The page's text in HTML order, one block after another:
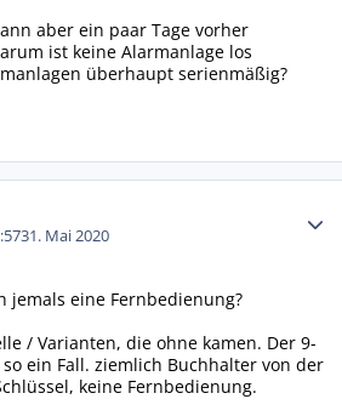
aber ein paar Tage vorher
ist keine Alarmanlage los
überhaupt serienmäßig?
31. Mai 2020
jemals eine Fernbedienung?
/ Varianten, die ohne kamen. Der 9-
ein Fall. ziemlich Buchhalter von der
keine Fernbedienung.